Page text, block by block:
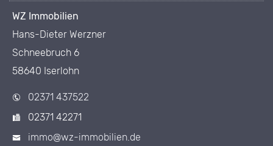
WZ Immobilien
Hans-Dieter Werzner
Schneebruch 6
58640 Iserlohn
02371 437522
02371 42271
immo@wz-immobilien.de